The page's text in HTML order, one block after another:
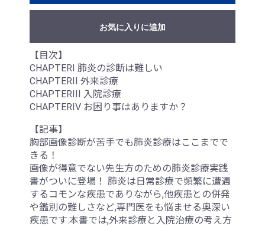
お気に入りに追加
【目次】
CHAPTERI 肺炎の診断は難しい
CHAPTERII 外来診療
CHAPTERIII 入院診療
CHAPTERIV お困り事はありますか？
【記事】
胸部画像診断が苦手でも肺炎診療はここまでで
きる！
画像が得意でない先生方のための肺炎診療実践
書がついに登場！ 肺炎は日常診療で頻繁に遭遇
するコモンな疾患でありながら,他疾患との併発
や鑑別の難しさなど,専門医をも悩ませる奥深い
疾患です.本書では,外来診療と入院治療の考え方